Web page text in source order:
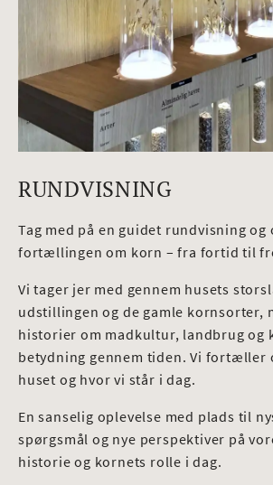
RUNDVISNING
Tag med på en guidet rundvisning og
fortællingen om korn – fra fortid til
Vi tager jer med gennem husets
udstillingen og de gamle kornsorter,
historier om madkultur, landbrug og
betydning gennem tiden. Vi fortæller
huset og hvor vi står i dag.
En sanselig oplevelse med plads til
spørgsmål og nye perspektiver på
historie og kornets rolle i dag.